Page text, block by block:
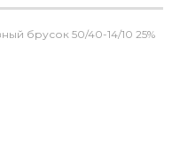
брусок 50/40-14/10 25%